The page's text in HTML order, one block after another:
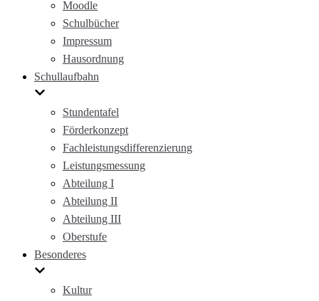
Moodle
Schulbücher
Impressum
Hausordnung
Schullaufbahn
Stundentafel
Förderkonzept
Fachleistungsdifferenzierung
Leistungsmessung
Abteilung I
Abteilung II
Abteilung III
Oberstufe
Besonderes
Kultur